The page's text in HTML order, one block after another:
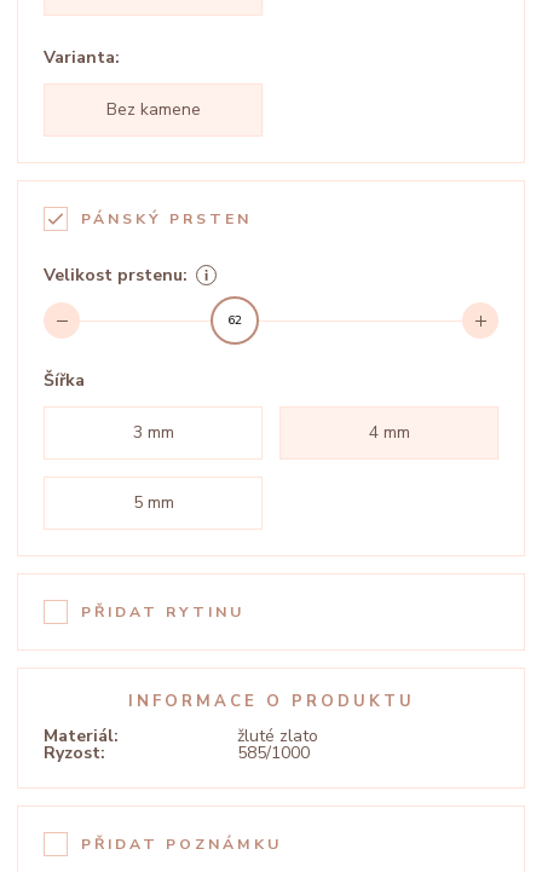
Varianta:
Bez kamene
PÁNSKÝ PRSTEN
Velikost prstenu:
62
Šířka
3 mm 4 mm
5 mm
PŘIDAT RYTINU
INFORMACE O PRODUKTU
Materiál: žluté zlato
Ryzost: 585/1000
PŘIDAT POZNÁMKU